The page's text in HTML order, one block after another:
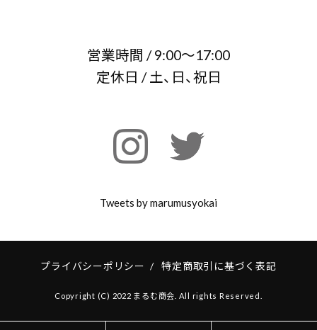
営業時間 / 9:00～17:00
定休日 / 土、日、祝日
Tweets by marumusyokai
プライバシーポリシー / 特定商取引に基づく表記
Copyright (C) 2022 まるむ商会. All rights Reserved.